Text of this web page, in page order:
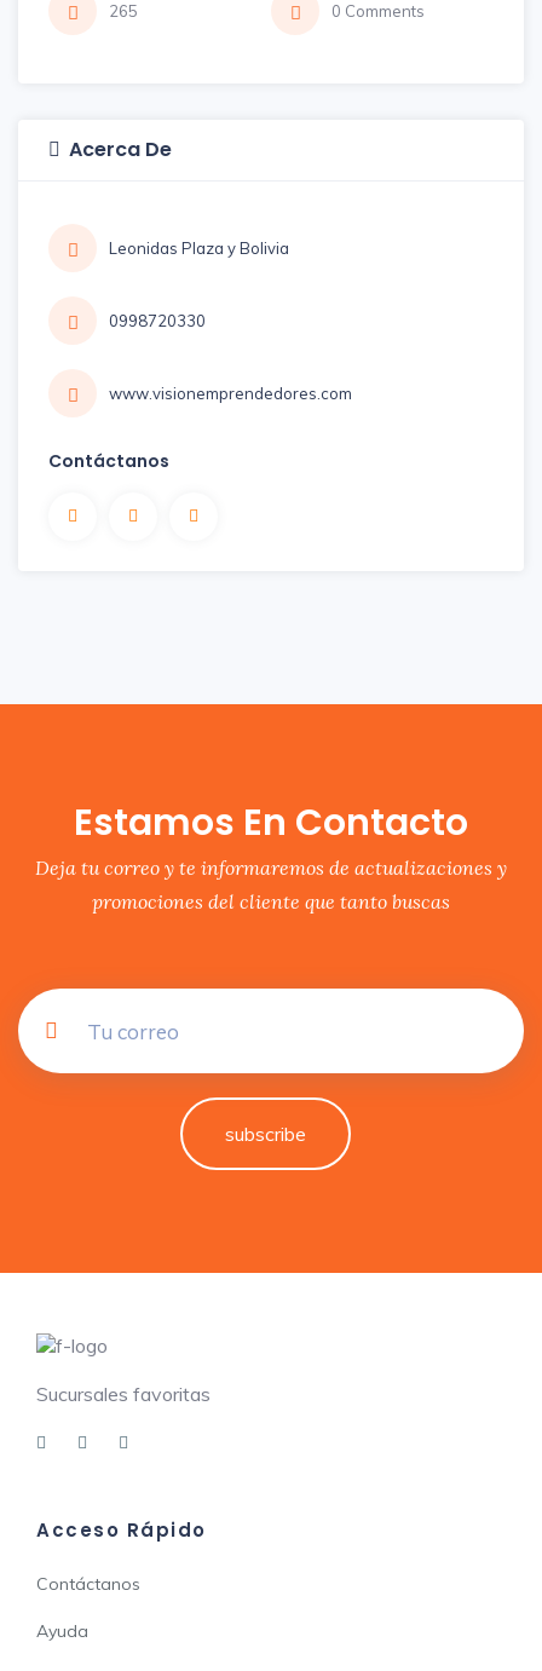
265 0 Comments
Acerca De
Leonidas Plaza y Bolivia
0998720330
www.visionemprendedores.com
Contáctanos
Estamos En Contacto
Deja tu correo y te informaremos de actualizaciones y
promociones del cliente que tanto buscas
subscribe
Sucursales favoritas
Acceso Rápido
Contáctanos
Ayuda